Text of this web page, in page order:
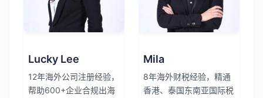
Lucky Lee
12年海外公司注册经验，
帮助600+企业合规出海
Mila
8年海外财税经验，精通
香港、泰国东南亚国际税